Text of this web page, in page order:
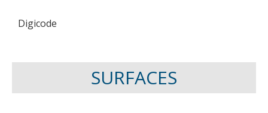
Digicode
SURFACES